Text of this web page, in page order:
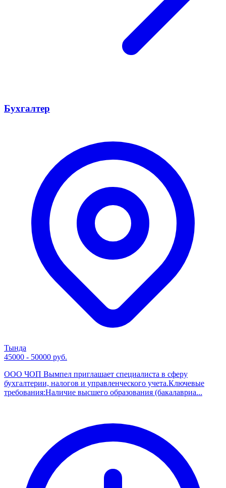
Бухгалтер
Тында
45000 - 50000 руб.
ООО ЧОП Вымпел приглашает специалиста в сферу
бухгалтерии, налогов и управленческого учета.Ключевые
требования:Наличие высшего образования (бакалавриа...